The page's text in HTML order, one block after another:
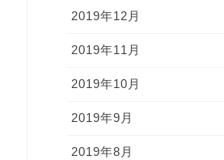
2019年12月
2019年11月
2019年10月
2019年9月
2019年8月